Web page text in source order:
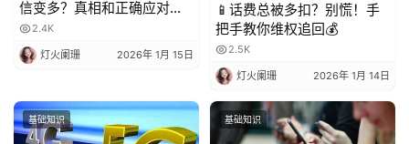
信变多？真相和正确应对方
法都在这
2.4K
灯火阑珊 2026年 1月 15日
📱话费总被多扣？别慌！手
把手教你维权追回💰
2.5K
灯火阑珊 2026年 1月 14日
基础知识 基础知识